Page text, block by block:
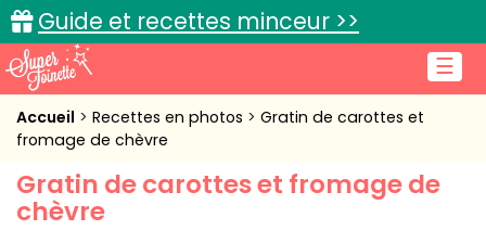
☰
Guide et recettes minceur >>
Accueil
Cuisine pratique
Accueil Recettes en photos
Gratin de carottes et
fromage de chèvre
Gratin de carottes et fromage de
chèvre